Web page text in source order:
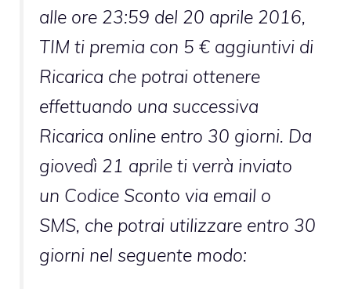
alle ore 23:59 del 20 aprile 2016,
TIM ti premia con 5 € aggiuntivi di
Ricarica che potrai ottenere
effettuando una successiva
Ricarica online entro 30 giorni. Da
giovedì 21 aprile ti verrà inviato
un Codice Sconto via email o
SMS, che potrai utilizzare entro 30
giorni nel seguente modo: